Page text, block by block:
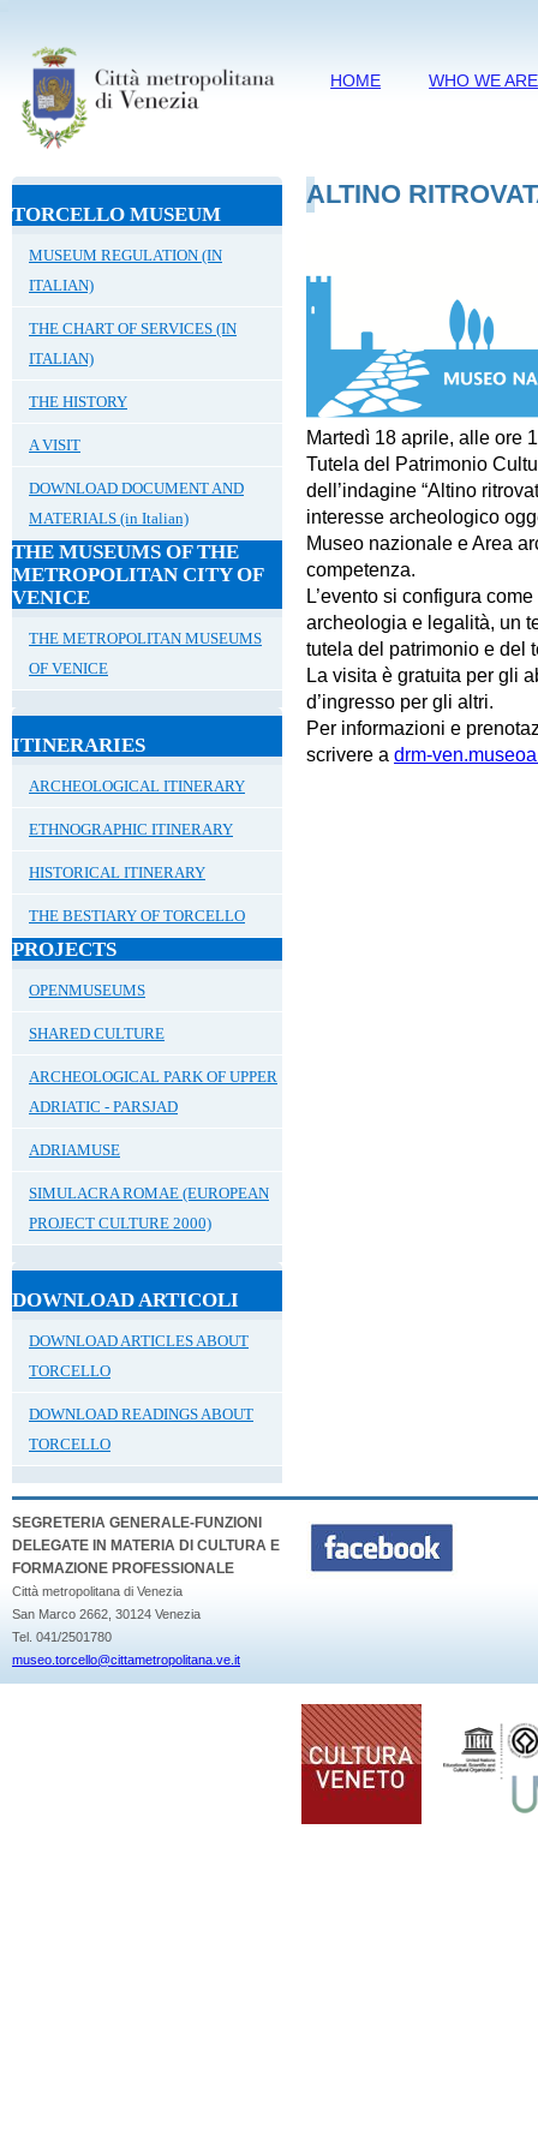
HOME WHO WE ARE
TORCELLO MUSEUM
MUSEUM REGULATION (IN
ITALIAN)
THE CHART OF SERVICES (IN
ITALIAN)
THE HISTORY
A VISIT
DOWNLOAD DOCUMENT AND
MATERIALS (in Italian)
THE MUSEUMS OF THE
METROPOLITAN CITY OF
VENICE
THE METROPOLITAN MUSEUMS
OF VENICE
ITINERARIES
ARCHEOLOGICAL ITINERARY
ETHNOGRAPHIC ITINERARY
HISTORICAL ITINERARY
THE BESTIARY OF TORCELLO
PROJECTS
OPENMUSEUMS
SHARED CULTURE
ARCHEOLOGICAL PARK OF UPPER
ADRIATIC - PARSJAD
ADRIAMUSE
SIMULACRA ROMAE (EUROPEAN
PROJECT CULTURE 2000)
DOWNLOAD ARTICOLI
DOWNLOAD ARTICLES ABOUT
TORCELLO
DOWNLOAD READINGS ABOUT
TORCELLO
ALTINO
Martedì 18 aprile,alle ore
Tutela del Patrimonio
dell’indagine “Altino
interesse archeologico
Museo nazionale e Area
competenza.
L’evento si configura
archeologia e legalità, un
tutela del patrimonio e del
La visita è gratuita per gli
d’ingresso per gli altri.
Per informazioni e
scrivere adrm-
SEGRETERIA GENERALE-FUNZIONI
DELEGATE IN MATERIA DI CULTURA E
FORMAZIONE PROFESSIONALE
Città metropolitana di Venezia
San Marco 2662, 30124 Venezia
Tel. 041/2501780
museo.torcello@cittametropolitana.ve.it